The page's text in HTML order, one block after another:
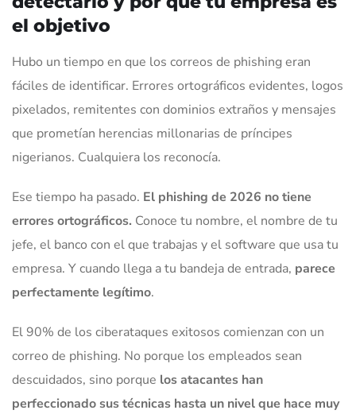
el objetivo
Hubo un tiempo en que los correos de phishing eran
fáciles de identificar. Errores ortográficos evidentes, logos
pixelados, remitentes con dominios extraños y mensajes
que prometían herencias millonarias de príncipes
nigerianos. Cualquiera los reconocía.
Ese tiempo ha pasado. El phishing de 2026 no tiene
errores ortográficos. Conoce tu nombre, el nombre de tu
jefe, el banco con el que trabajas y el software que usa tu
empresa. Y cuando llega a tu bandeja de entrada, parece
perfectamente legítimo.
El 90% de los ciberataques exitosos comienzan con un
correo de phishing. No porque los empleados sean
descuidados, sino porque los atacantes han
perfeccionado sus técnicas hasta un nivel que hace muy